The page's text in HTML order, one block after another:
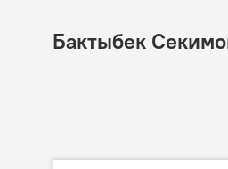
Бактыбек